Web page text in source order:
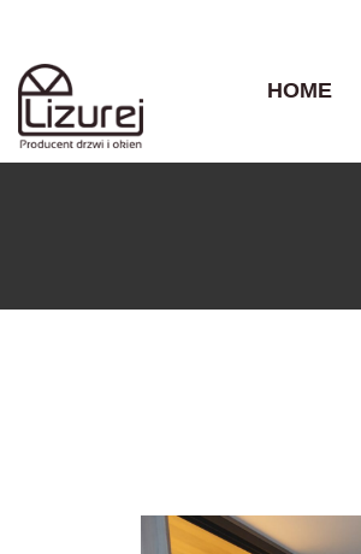
HOME